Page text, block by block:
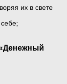
их в свете
себе;